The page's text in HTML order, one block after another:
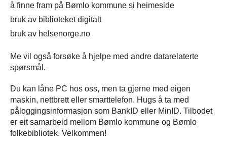
å finne fram på Bømlo kommune si heimeside
bruk av biblioteket digitalt
bruk av helsenorge.no
Me vil også forsøke å hjelpe med andre datarelaterte
spørsmål.
Du kan låne PC hos oss, men ta gjerne med eigen
maskin, nettbrett eller smarttelefon. Hugs å ta med
påloggingsinformasjon som BankID eller MinID. Tilbodet
er eit samarbeid mellom Bømlo kommune og Bømlo
folkebibliotek. Velkommen!